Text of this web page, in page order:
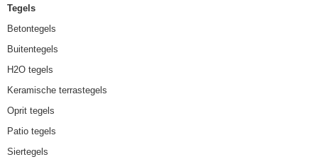
Tegels
Betontegels
Buitentegels
H2O tegels
Keramische terrastegels
Oprit tegels
Patio tegels
Siertegels